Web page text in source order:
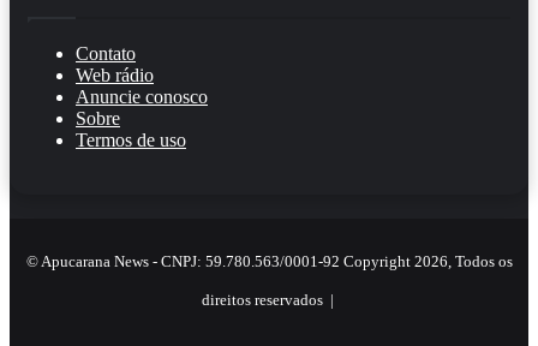
Contato
Web rádio
Anuncie conosco
Sobre
Termos de uso
© Apucarana News - CNPJ: 59.780.563/0001-92 Copyright 2026, Todos os
direitos reservados |